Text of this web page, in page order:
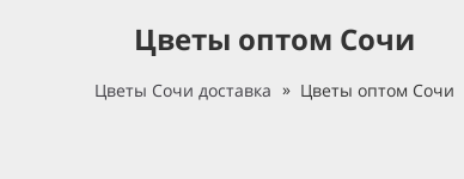
Цветы оптом Сочи
Цветы Сочи доставка Цветы оптом Сочи